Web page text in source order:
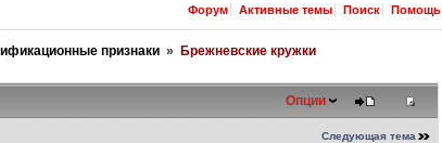
Форум Активные темы Поиск Помощь
признаки » Брежневские кружки
Опции
Следующая тема